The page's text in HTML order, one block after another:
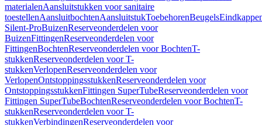
materialenAansluitstukken voor sanitaire
toestellenAansluitbochtenAansluitstukToebehorenBeugels
Silent-ProBuizenReserveonderdelen voor
BuizenFittingenReserveonderdelen voor
FittingenBochtenReserveonderdelen voor BochtenT-
stukkenReserveonderdelen voor T-
stukkenVerlopenReserveonderdelen voor
VerlopenOntstoppingsstukkenReserveonderdelen voor
OntstoppingsstukkenFittingen SuperTubeReserveonderdelen voor
Fittingen SuperTubeBochtenReserveonderdelen voor BochtenT-
stukkenReserveonderdelen voor T-
stukkenVerbindingenReserveonderdelen voor